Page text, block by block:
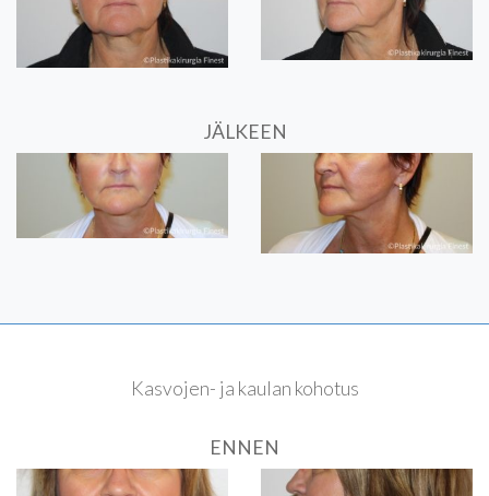
JÄLKEEN
Kasvojen- ja kaulan kohotus
ENNEN